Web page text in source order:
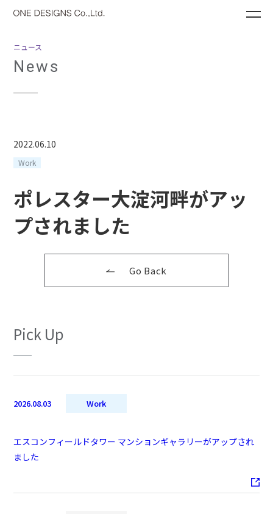
ニュース
News
2022.06.10
Work
ポレスター大淀河畔がアッ
プされました
Go Back
Pick Up
2026.08.03 Work
エスコンフィールドタワー マンションギャラリーがアップされ
ました